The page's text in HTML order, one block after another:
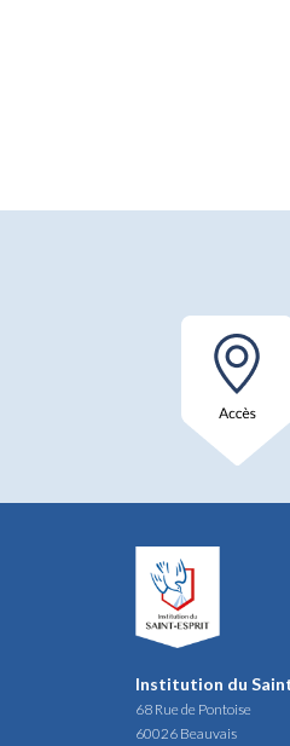
Institution du
68 Rue de Pontoise
60026 Beauvais